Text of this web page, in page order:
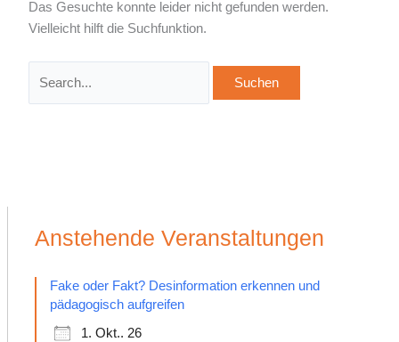
Das Gesuchte konnte leider nicht gefunden werden.
Vielleicht hilft die Suchfunktion.
Anstehende Veranstaltungen
Fake oder Fakt? Desinformation erkennen und
pädagogisch aufgreifen
1. Okt.. 26